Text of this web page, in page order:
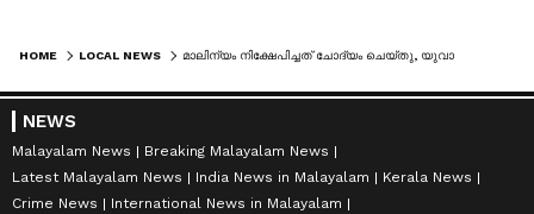
HOME LOCAL NEWS
NEWS
Malayalam News
Breaking Malayalam News
Latest Malayalam News
India News in Malayalam
Kerala News
Crime News
International News in Malayalam